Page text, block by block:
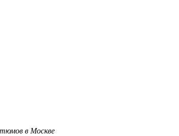
в Москве